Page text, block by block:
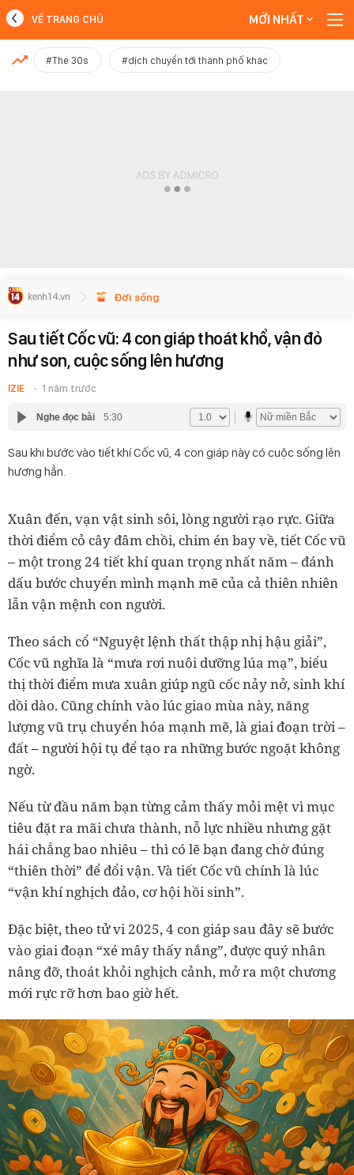
MỚI NHẤT
VỀ TRANG CHỦ MỚI NHẤT
#The 30s #dịch chuyển tới thành phố khác
Đời sống
Sau tiết Cốc vũ: 4 con giáp thoát khổ, vận đỏ
như son, cuộc sống lên hương
IZIE 1 năm trước
Nghe đọc bài 5:30
Sau khi bước vào tiết khí Cốc vũ, 4 con giáp này có cuộc sống lên
hương hẳn.
Xuân đến, vạn vật sinh sôi, lòng người rạo rực. Giữa
thời điểm cỏ cây đâm chồi, chim én bay về, tiết Cốc vũ
– một trong 24 tiết khí quan trọng nhất năm – đánh
dấu bước chuyển mình mạnh mẽ của cả thiên nhiên
lẫn vận mệnh con người.
Theo sách cổ “Nguyệt lệnh thất thập nhị hậu giải”,
Cốc vũnghĩa là “mưa rơi nuôi dưỡng lúa mạ”, biểu
thị thời điểm mưa xuân giúp ngũ cốc nảy nở, sinh khí
dồi dào. Cũng chính vào lúc giao mùa này, năng
lượng vũ trụ chuyển hóa mạnh mẽ, là giai đoạn trời –
đất – người hội tụ để tạo ra những bước ngoặt không
ngờ.
Nếu từ đầu năm bạn từng cảm thấy mỏi mệt vì mục
tiêu đặt ra mãi chưa thành, nỗ lực nhiều nhưng gặt
hái chẳng bao nhiêu – thì có lẽ bạn đang chờ đúng
“thiên thời” để đổi vận. Và tiết Cốc vũ chính là lúc
“vận khí nghịch đảo, cơ hội hồi sinh”.
Đặc biệt, theo tử vi 2025, 4 con giáp sau đây sẽ bước
vào giai đoạn “xé mây thấy nắng”, được quý nhân
nâng đỡ, thoát khỏi nghịch cảnh, mở ra một chương
mới rực rỡ hơn bao giờ hết.